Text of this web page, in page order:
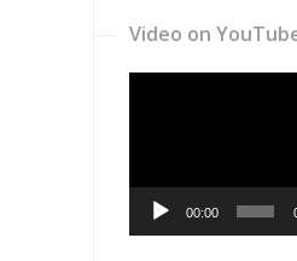
Video on
00:00